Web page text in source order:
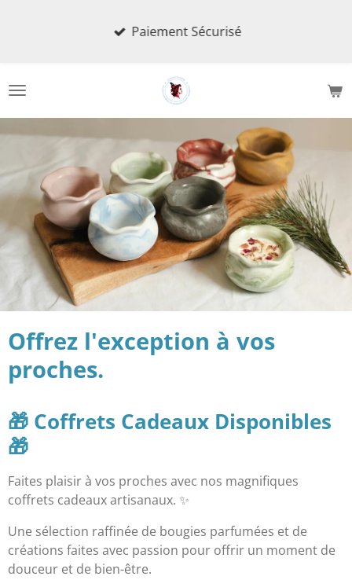
Paiement Sécurisé
Offrez l'exception à vos
proches.
🎁 Coffrets Cadeaux Disponibles
🎁
Faites plaisir à vos proches avec nos magnifiques
coffrets cadeaux artisanaux. ✨
Une sélection raffinée de bougies parfumées et de
créations faites avec passion pour offrir un moment de
douceur et de bien-être.